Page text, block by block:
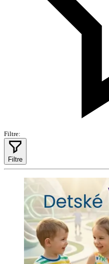
Filtre:
Filtre